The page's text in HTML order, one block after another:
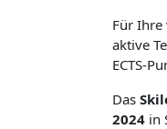
Für
aktive
ECTS-
Das
2024 in